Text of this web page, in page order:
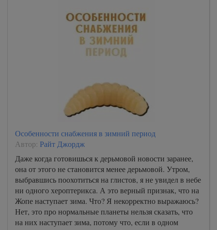
Особенности снабжения в зимний период
Автор: Райт Джордж
Даже когда готовишься к дерьмовой новости заранее,
она от этого не становится менее дерьмовой. Утром,
выбравшись поохотиться на глистов, я не увидел в небе
ни одного хероптерикса. А это верный признак, что на
Жопе наступает зима. Что? Я некорректно выражаюсь?
Нет, это про нормальные планеты нельзя сказать, что
на них наступает зима, потому что, если в одном